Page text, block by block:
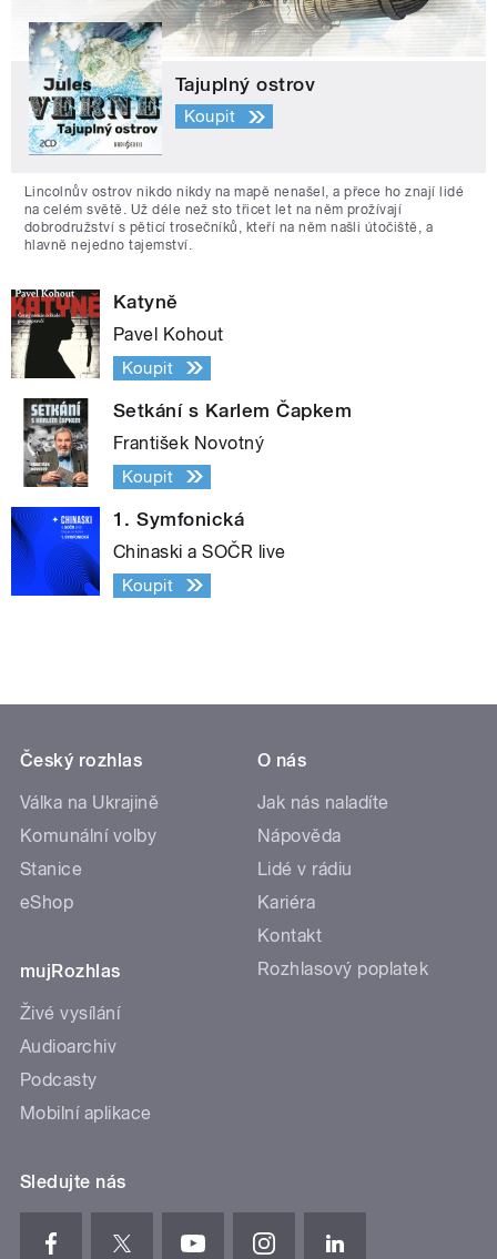
Tajuplný ostrov
Koupit
Lincolnův ostrov nikdo nikdy na mapě nenašel, a přece ho znají lidé
na celém světě. Už déle než sto třicet let na něm prožívají
dobrodružství s pěticí trosečníků, kteří na něm našli útočiště, a
hlavně nejedno tajemství.
Katyně
Pavel Kohout
Koupit
Setkání s Karlem Čapkem
František Novotný
Koupit
1. Symfonická
Chinaski a SOČR live
Koupit
Český rozhlas
Válka na Ukrajině
Komunální volby
Stanice
eShop
mujRozhlas
Živé vysílání
Audioarchiv
Podcasty
Mobilní aplikace
O nás
Jak nás naladíte
Nápověda
Lidé v rádiu
Kariéra
Kontakt
Rozhlasový poplatek
Sledujte nás